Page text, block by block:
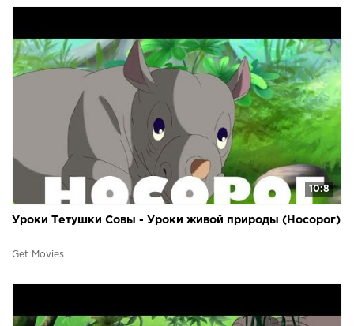
10:8
Уроки Тетушки Совы - Уроки живой природы (Носорог)
Get Movies